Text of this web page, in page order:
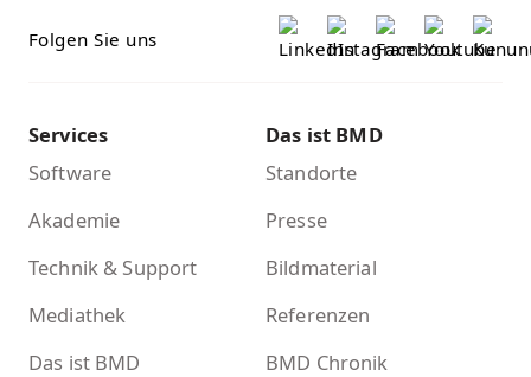
Folgen Sie uns
Services
Software
Akademie
Technik & Support
Mediathek
Das ist BMD
Das ist BMD
Standorte
Presse
Bildmaterial
Referenzen
BMD Chronik